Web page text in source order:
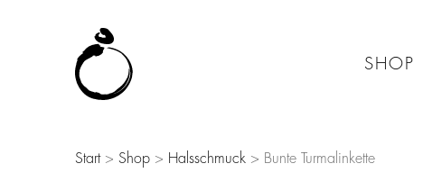
SHOP
Start> Shop > Halsschmuck > Bunte Turmalinkette